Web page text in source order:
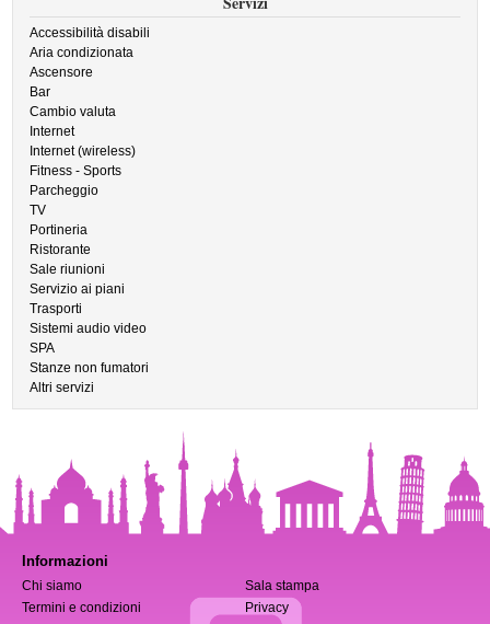
Accessibilità disabili
Aria condizionata
Ascensore
Bar
Cambio valuta
Internet
Internet (wireless)
Fitness - Sports
Parcheggio
TV
Portineria
Ristorante
Sale riunioni
Servizio ai piani
Trasporti
Sistemi audio video
SPA
Stanze non fumatori
Altri servizi
Informazioni
Chi siamo
Sala stampa
Termini e condizioni
Privacy